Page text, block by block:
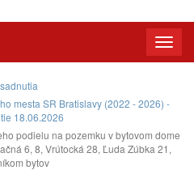
Toggle
mesta SR Bratislavy (2022 - 2026) -
18.06.2026
podielu na pozemku v bytovom dome
6, 8, Vrútocká 28, Ľuda Zúbka 21,
bytov